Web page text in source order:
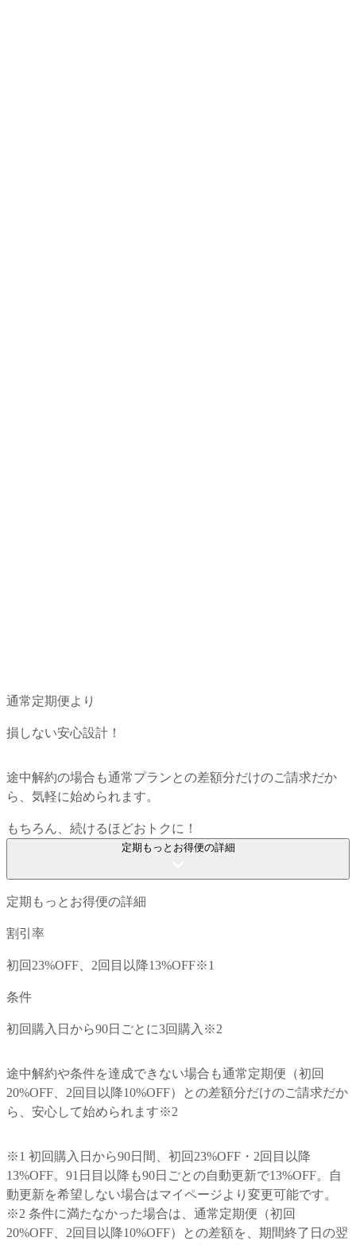
通常定期便より
損しない安心設計！
途中解約の場合も通常プランとの差額分だけのご請求だか
ら、気軽に始められます。
もちろん、続けるほどおトクに！
定期もっとお得便の詳細
定期もっとお得便の詳細
割引率
初回23%OFF、2回目以降13%OFF※1
条件
初回購入日から90日ごとに3回購入 ※2
途中解約や条件を達成できない場合も通常定期便 （初回
20%OFF、2回目以降10%OFF）との差額分だけのご請求だか
ら、安心して始められます※2
※1 初回購入日から90日間、初回23%OFF・2回目以降
13%OFF。91日目以降も90日ごとの自動更新で13%OFF。自
動更新を希望しない場合はマイページより変更可能です。
※2 条件に満たなかった場合は、 通常定期便 （初回
20%OFF、2回目以降10%OFF）との差額を、期間終了日の翌